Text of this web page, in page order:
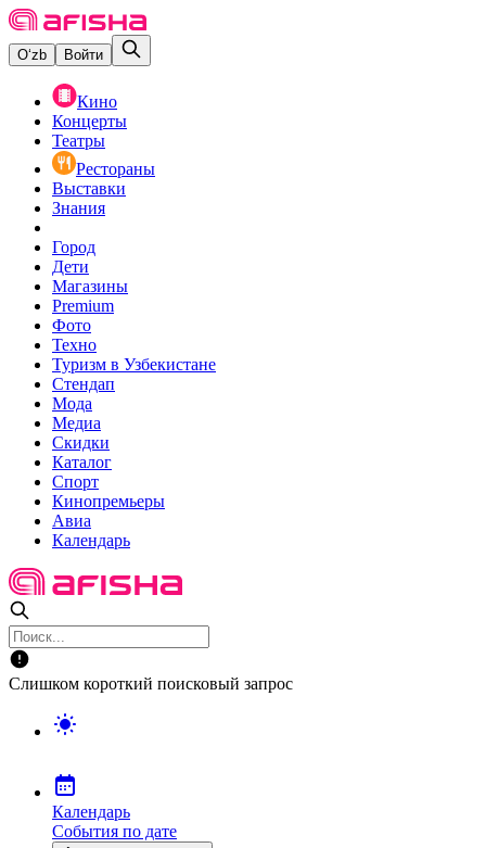
O‘zb Войти
Кино
Концерты
Театры
Рестораны
Выставки
Знания
Город
Дети
Магазины
Premium
Фото
Техно
Туризм в Узбекистане
Стендап
Мода
Медиа
Скидки
Каталог
Спорт
Кинопремьеры
Авиа
Календарь
Слишком короткий поисковый запрос
Календарь
События по дате